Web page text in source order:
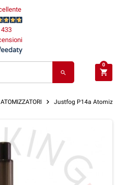
433
search shopping_cart
0
chevron_right Justfog P14a